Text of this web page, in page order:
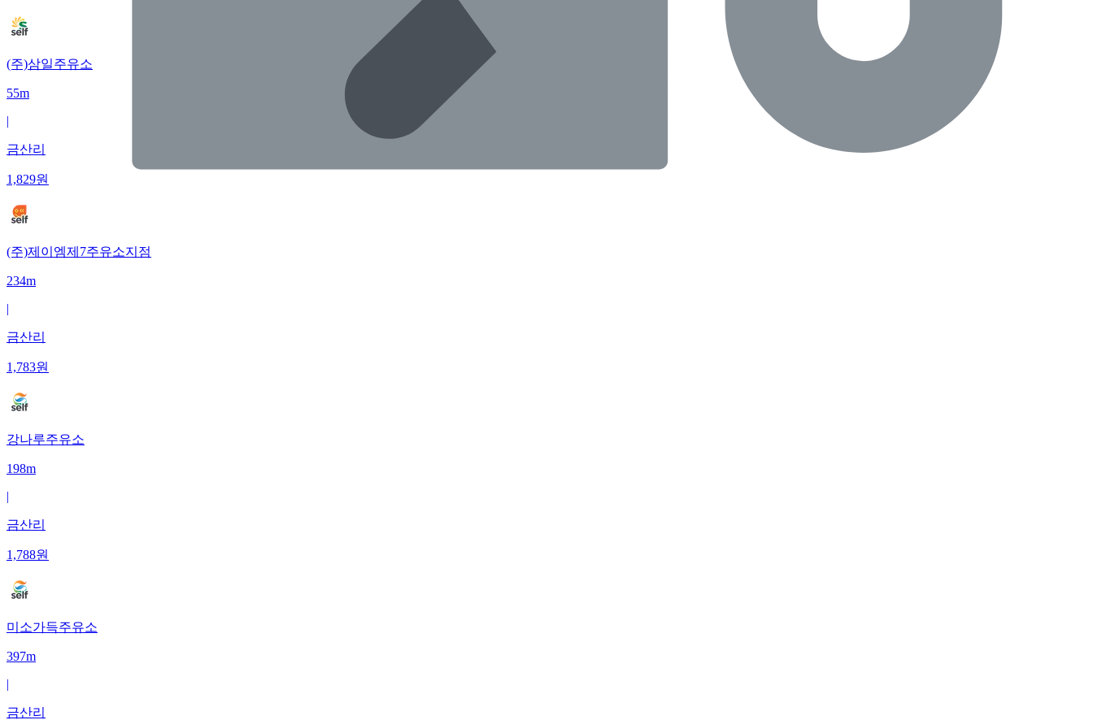
(주)삼일주유소
55m
|
금산리
1,829원
(주)제이엠제7주유소지점
234m
|
금산리
1,783원
강나루주유소
198m
|
금산리
1,788원
미소가득주유소
397m
|
금산리